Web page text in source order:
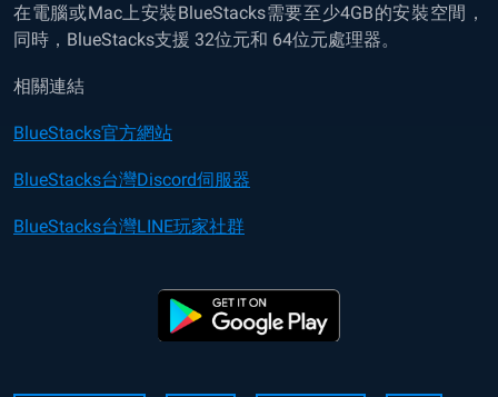
在電腦或Mac上安裝BlueStacks需要至少4GB的安裝空間，
同時，BlueStacks支援 32位元和 64位元處理器。
相關連結
BlueStacks官方網站
BlueStacks台灣Discord伺服器
BlueStacks台灣LINE玩家社群